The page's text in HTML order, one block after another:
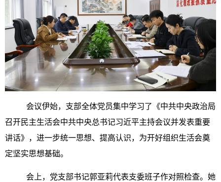
会议伊始，支部全体党员集中学习了《中共中央政治局
召开民主生活会中共中央总书记习近平主持会议并发表重要
讲话》，进一步统一思想、提高认识，为开好组织生活会奠
定坚实思想基础。
会上，党支部书记郭亚莉代表支委班子作对照检查。她